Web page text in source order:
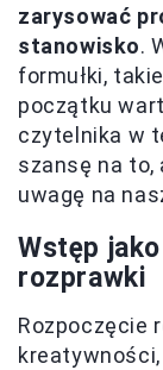
zarysować
stanowisko.
formułki,
początku
czytelnika w
szansę na to,
uwagę na
Wstęp
rozprawki
Rozpoczęcie